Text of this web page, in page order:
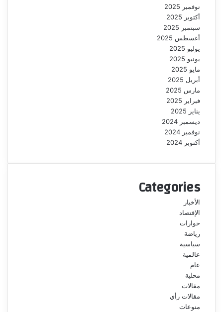
نوفمبر 2025
أكتوبر 2025
سبتمبر 2025
أغسطس 2025
يوليو 2025
يونيو 2025
مايو 2025
أبريل 2025
مارس 2025
فبراير 2025
يناير 2025
ديسمبر 2024
نوفمبر 2024
أكتوبر 2024
Categories
الأخبار
الإقتصاد
حوارات
رياضة
سياسية
عالمية
عام
محلية
مقالات
مقالات رأي
منوعات